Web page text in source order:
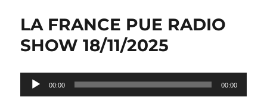
LA FRANCE PUE RADIO
SHOW 18/11/2025
Lecteur
audio
00:00 00:00